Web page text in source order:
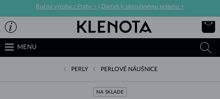
Ručná výroba z Prahy > Darček k zásnubnému prsteňu >
MENU
PERLY PERLOVÉ NÁUŠNICE
NA SKLADE